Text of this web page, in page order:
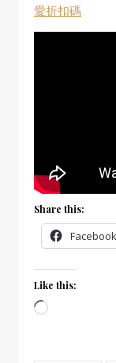
愛折扣碼
Share this:
Facebook
Like this:
Loading…